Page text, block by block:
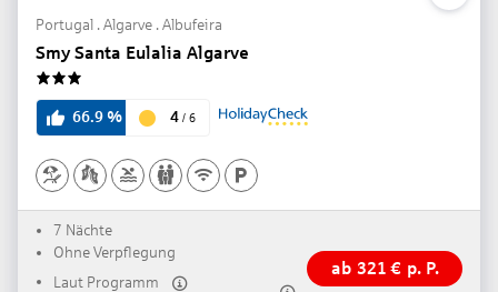
Portugal . Algarve . Albufeira
Smy Santa Eulalia Algarve
66.9% 4 / 6
7 Nächte
Ohne Verpflegung
Laut Programm
ab 321 € p. P.